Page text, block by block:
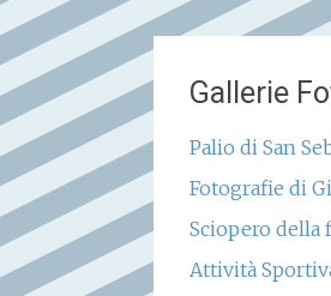
Gallerie
Palio di San
Fotografie di
Sciopero della
Attività